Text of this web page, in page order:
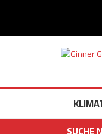
Ihr